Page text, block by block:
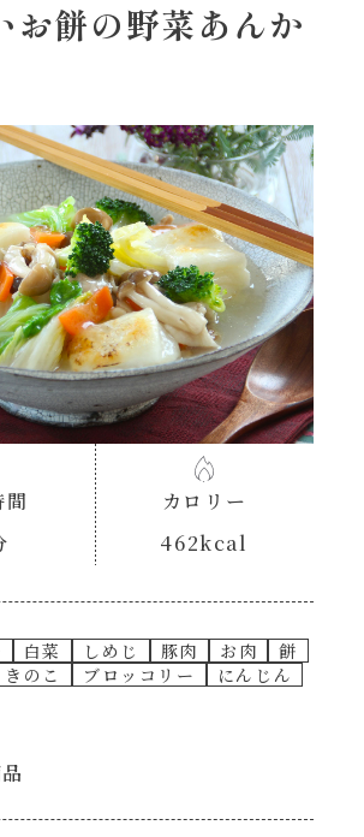
はん派）
ン派）
以下）
間10分以下）
つ
ーゼミートソース
ーゼナポリタン
ーゼジェノベーゼ
ーゼペペロンチーノ
ーゼたらこクリーム
リーズ
くち
お餅の野菜あんか
間
カロリー
462kcal
白菜 しめじ 豚肉 お肉
餅
きのこ ブロッコリー
にんじん